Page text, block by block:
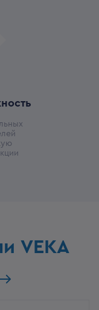
VEKA